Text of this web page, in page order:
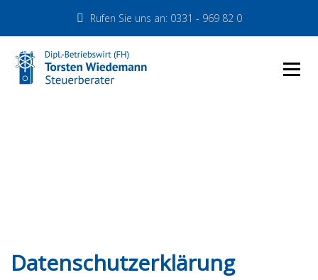
i
Rufen Sie uns an: 0331 - 969 82 0
Datenschutzerklärung